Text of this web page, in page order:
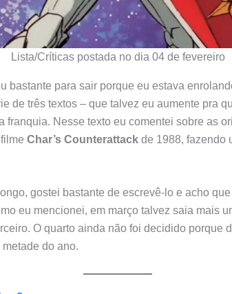
Lista/Críticas postada no dia 04 de fevereiro
bastante para sair porque eu estava
de três textos – que talvez eu aumente pra
franquia. Nesse texto eu comentei sobre as
Char’s Counterattack de 1988, fazendo
gostei bastante de escrevê-lo e acho
eu mencionei, em março talvez saia mais
O quarto ainda não foi decidido porque
do ano.